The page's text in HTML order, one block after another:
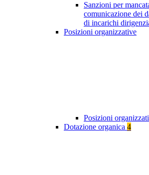
Sanzioni per
comunicazione dei
di incarichi
Posizioni organizzative
Posizioni
Dotazione organica 4